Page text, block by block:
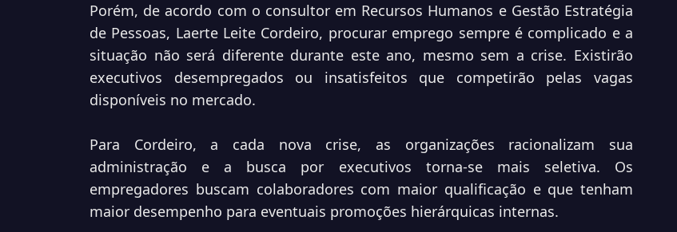
Porém, de acordo com o consultor em Recursos Humanos e Gestão Estratégia
de Pessoas, Laerte Leite Cordeiro, procurar emprego sempre é complicado e a
situação não será diferente durante este ano, mesmo sem a crise. Existirão
executivos desempregados ou insatisfeitos que competirão pelas vagas
disponíveis no mercado.
Para Cordeiro, a cada nova crise, as organizações racionalizam sua
administração e a busca por executivos torna-se mais seletiva. Os
empregadores buscam colaboradores com maior qualificação e que tenham
maior desempenho para eventuais promoções hierárquicas internas.